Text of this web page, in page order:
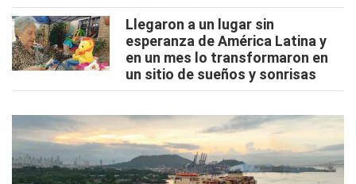
Llegaron a un lugar sin
esperanza de América Latina y
en un mes lo transformaron en
un sitio de sueños y sonrisas